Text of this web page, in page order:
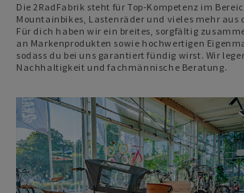
Die 2RadFabrik steht für Top-Kompetenz im
Mountainbikes, Lastenräder und vieles mehr aus
Für dich haben wir ein breites, sorgfältig
an Markenprodukten sowie hochwertigen
sodass du bei uns garantiert fündig wirst. Wir
Nachhaltigkeit und fachmännische Beratung.